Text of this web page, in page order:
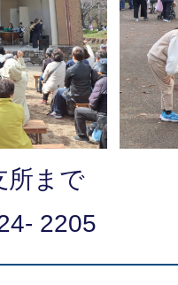
まで
2205